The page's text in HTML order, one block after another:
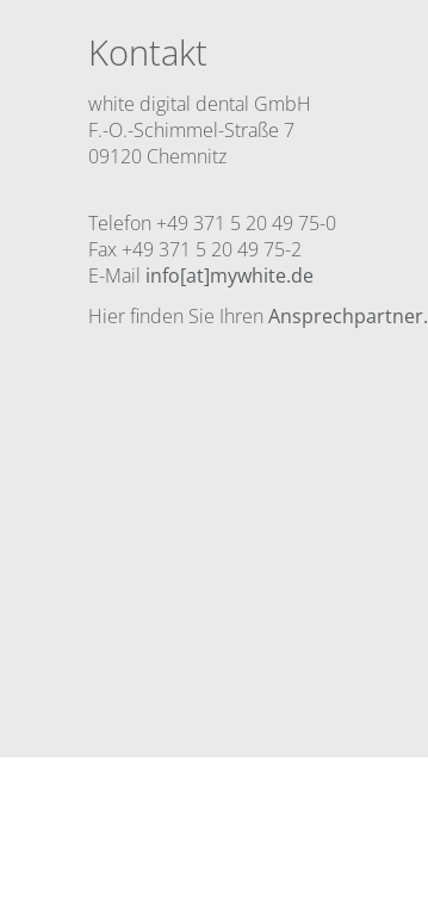
Kontakt
white digital dental GmbH
F.-O.-Schimmel-Straße 7
09120 Chemnitz
Telefon +49 371 5 20 49 75-0
Fax +49 371 5 20 49 75-2
E-Mail info[at]mywhite.de
Hier finden Sie Ihren Ansprechpartner.